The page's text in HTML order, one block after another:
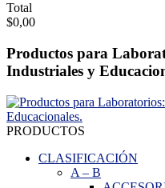
Total
$0,00
Productos para
Industriales y
PRODUCTOS
CLASIFICACIÓN
A – B